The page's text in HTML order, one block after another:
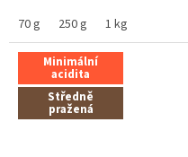
70 g
250 g 1 kg
Minimální
acidita
Středně
pražená